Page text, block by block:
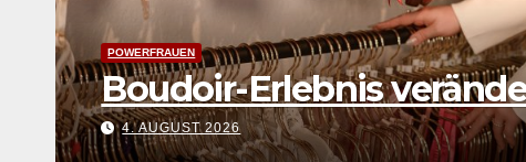
POWERFRAUEN
Garbriele Stötzer: Dabei
schweigen
6. AUGUST 2026